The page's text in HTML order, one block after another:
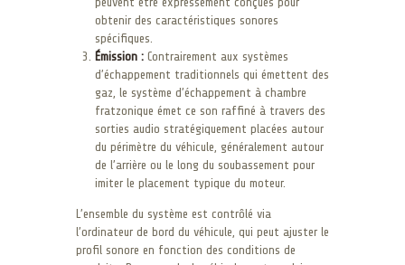
obtenir des caractéristiques sonores
spécifiques.
Émission : Contrairement aux systèmes
d’échappement traditionnels qui émettent des
gaz, le système d’échappement à chambre
fratzonique émet ce son raffiné à travers des
sorties audio stratégiquement placées autour
du périmètre du véhicule, généralement autour
de l’arrière ou le long du soubassement pour
imiter le placement typique du moteur.
L’ensemble du système est contrôlé via
l’ordinateur de bord du véhicule, qui peut ajuster le
profil sonore en fonction des conditions de